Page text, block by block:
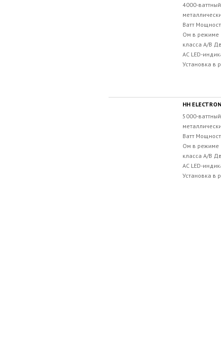
4000-
Ватт
Ом в режиме
класса A/B
АС LED-
Установка в
HH
5000-
Ватт
Ом в режиме
класса A/B
АС LED-
Установка в